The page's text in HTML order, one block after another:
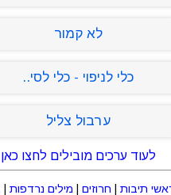
לא קמור
כלי לניפוי - כלי לסי..
ערבול צליל
לעוד ערכים מובילים לחצו כאן
תיבות חרוזים מילים נרדפות